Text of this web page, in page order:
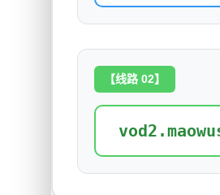
【线路 02】